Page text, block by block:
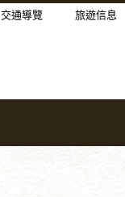
交通導覽 旅遊信息